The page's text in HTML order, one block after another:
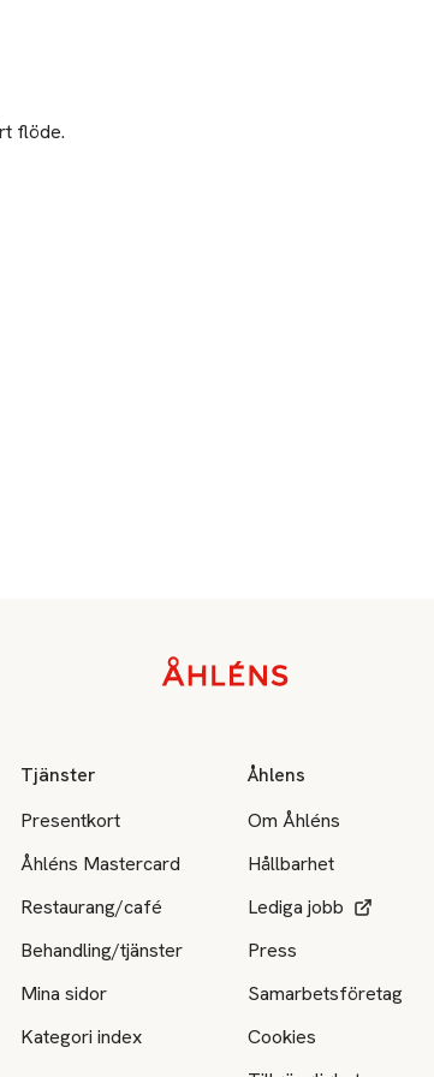
flöde.
Tjänster
Presentkort
Åhléns Mastercard
Restaurang/café
Behandling/tjänster
Mina sidor
Kategori index
Åhlens
Om Åhléns
Hållbarhet
Lediga jobb
Press
Samarbetsföretag
Cookies